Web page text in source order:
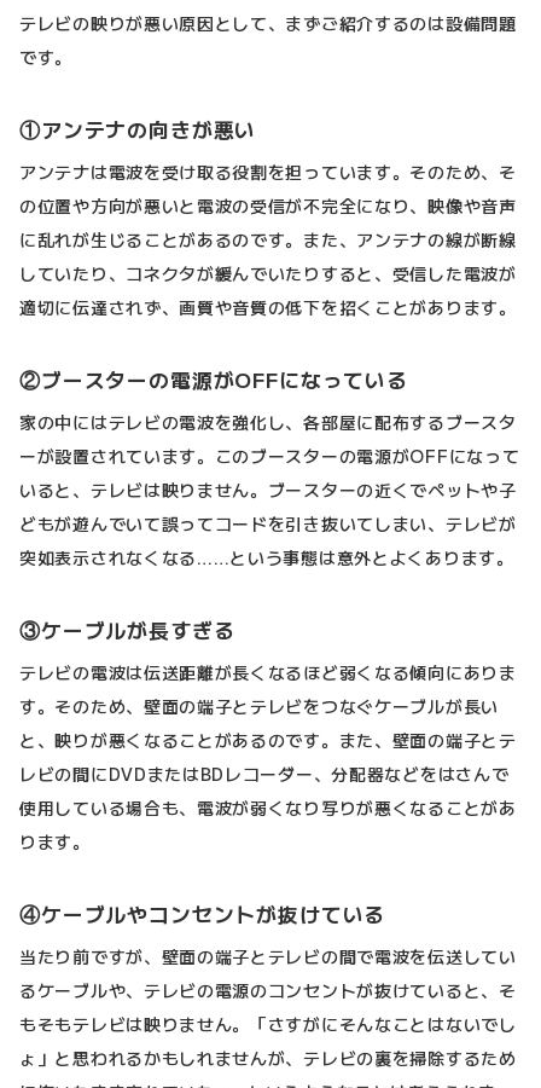
テレビの映りが悪い原因として、まずご紹介するのは設備問題
です。
①アンテナの向きが悪い
アンテナは電波を受け取る役割を担っています。そのため、そ
の位置や方向が悪いと電波の受信が不完全になり、映像や音声
に乱れが生じることがあるのです。また、アンテナの線が断線
していたり、コネクタが緩んでいたりすると、受信した電波が
適切に伝達されず、画質や音質の低下を招くことがあります。
②ブースターの電源がOFFになっている
家の中にはテレビの電波を強化し、各部屋に配布するブースタ
ーが設置されています。このブースターの電源がOFFになって
いると、テレビは映りません。ブースターの近くでペットや子
どもが遊んでいて誤ってコードを引き抜いてしまい、テレビが
突如表示されなくなる……という事態は意外とよくあります。
③ケーブルが長すぎる
テレビの電波は伝送距離が長くなるほど弱くなる傾向にありま
す。そのため、壁面の端子とテレビをつなぐケーブルが長い
と、映りが悪くなることがあるのです。また、壁面の端子とテ
レビの間にDVDまたはBDレコーダー、分配器などをはさんで
使用している場合も、電波が弱くなり写りが悪くなることがあ
ります。
④ケーブルやコンセントが抜けている
当たり前ですが、壁面の端子とテレビの間で電波を伝送してい
るケーブルや、テレビの電源のコンセントが抜けていると、そ
もそもテレビは映りません。「さすがにそんなことはないでし
ょ」と思われるかもしれませんが、テレビの裏を掃除するため